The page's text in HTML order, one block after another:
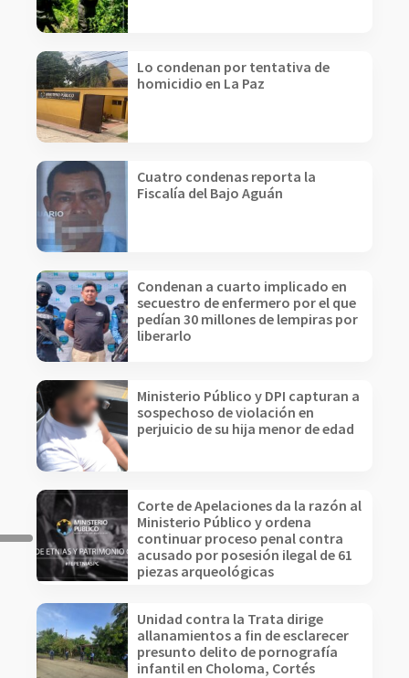
Lo condenan por tentativa de
homicidio en La Paz
Cuatro condenas reporta la
Fiscalía del Bajo Aguán
Condenan a cuarto implicado en
secuestro de enfermero por el que
pedían 30 millones de lempiras por
liberarlo
Ministerio Público y DPI capturan a
sospechoso de violación en
perjuicio de su hija menor de edad
Corte de Apelaciones da la razón al
Ministerio Público y ordena
continuar proceso penal contra
acusado por posesión ilegal de 61
piezas arqueológicas
Unidad contra la Trata dirige
allanamientos a fin de esclarecer
presunto delito de pornografía
infantil en Choloma, Cortés